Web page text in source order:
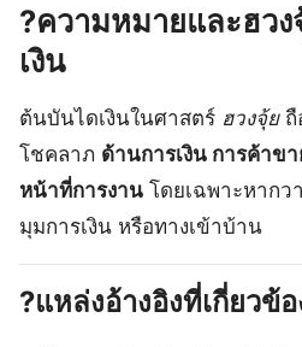
?ความหมายและฮว
เงิน
ต้นบันไดเงินในศาสตร์ ฮวงจุ้ยถื
โชคลาภ ด้านการเงิน การค้าข
หน้าที่การงาน โดยเฉพาะหากว
มุมการเงิน หรือทางเข้าบ้าน
?แหล่งอ้างอิงที่เกี่ยวข้อ